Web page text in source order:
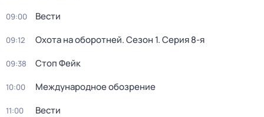
09:00 Вести
09:12 Охота на оборотней. Сезон 1. Серия 8-я
09:38 Стоп Фейк
10:00 Международное обозрение
11:00 Вести